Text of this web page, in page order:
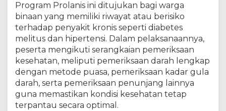
n
L
a
y
a
n
K
e
s
Program Prolanis ini ditujukan bagi warga
binaan yang memiliki riwayat atau berisiko
terhadap penyakit kronis seperti diabetes
melitus dan hipertensi. Dalam pelaksanaannya,
peserta mengikuti serangkaian pemeriksaan
kesehatan, meliputi pemeriksaan darah lengkap
dengan metode puasa, pemeriksaan kadar gula
darah, serta pemeriksaan penunjang lainnya
guna memastikan kondisi kesehatan tetap
terpantau secara optimal.